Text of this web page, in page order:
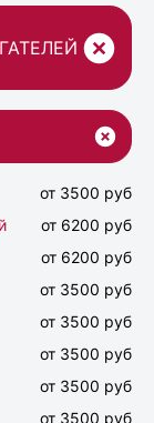
от 3500 руб
от 6200 руб
от 6200 руб
от 3500 руб
от 3500 руб
от 3500 руб
от 3500 руб
от 3500 руб